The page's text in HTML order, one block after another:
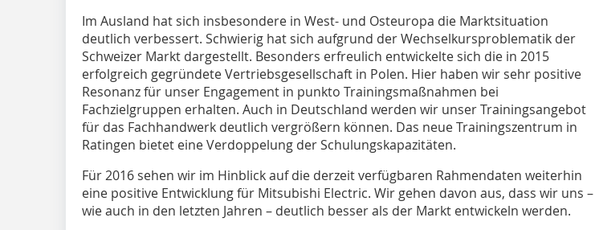
Im Ausland hat sich insbesondere in West- und Osteuropa die Marktsituation
deutlich verbessert. Schwierig hat sich aufgrund der Wechselkursproblematik der
Schweizer Markt dargestellt. Besonders erfreulich entwickelte sich die in 2015
erfolgreich gegründete Vertriebsgesellschaft in Polen. Hier haben wir sehr positive
Resonanz für unser Engagement in punkto Trainingsmaßnahmen bei
Fachzielgruppen erhalten. Auch in Deutschland werden wir unser Trainingsangebot
für das Fachhandwerk deutlich vergrößern können. Das neue Trainingszentrum in
Ratingen bietet eine Verdoppelung der Schulungskapazitäten.
Für 2016 sehen wir im Hinblick auf die derzeit verfügbaren Rahmendaten weiterhin
eine positive Entwicklung für Mitsubishi Electric. Wir gehen davon aus, dass wir uns –
wie auch in den letzten Jahren – deutlich besser als der Markt entwickeln werden.